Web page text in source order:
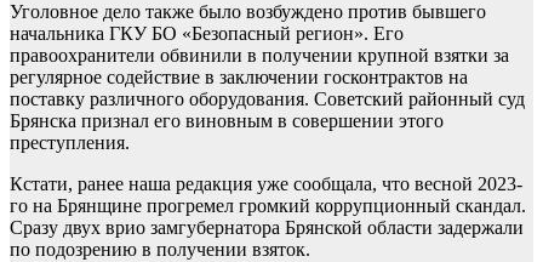
Уголовное дело также было возбуждено против бывшего
начальника ГКУ БО «Безопасный регион». Его
правоохранители обвинили в получении крупной взятки за
регулярное содействие в заключении госконтрактов на
поставку различного оборудования. Советский районный суд
Брянска признал его виновным в совершении этого
преступления.
Кстати, ранее наша редакция уже сообщала, что весной 2023-
го на Брянщине прогремел громкий коррупционный скандал.
Сразу двух врио замгубернатора Брянской области задержали
по подозрению в получении взяток.